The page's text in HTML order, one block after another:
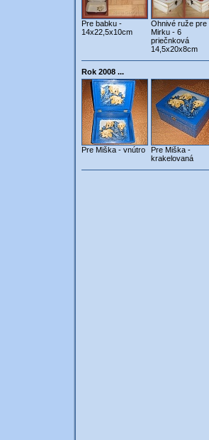
Pre babku -
14x22,5x10cm
Ohnivé ruže pre
Mirku - 6
priečnková
14,5x20x8cm
Rok 2008 ...
Pre Miška - vnútro
Pre Miška -
krakelovaná